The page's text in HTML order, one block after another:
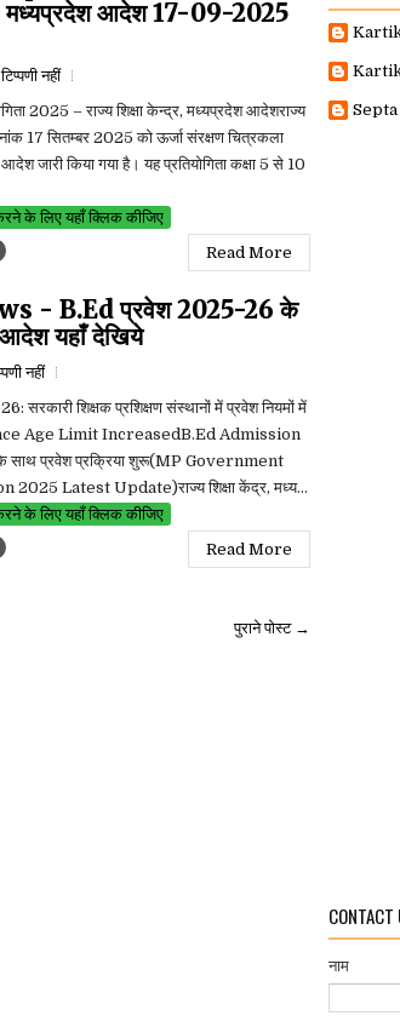
मध्यप्रदेश आदेश 17-09-2025
नहीं
2025 – राज्य शिक्षा केन्द्र, मध्यप्रदेश आदेशराज्य
17 सितम्बर 2025 को ऊर्जा संरक्षण चित्रकला
जारी किया गया है। यह प्रतियोगिता कक्षा 5 से 10
के लिए यहाँ क्लिक कीजिए
Read More
- B.Ed प्रवेश 2025-26 के
आदेश यहाँ देखिये
नहीं
शिक्षक प्रशिक्षण संस्थानों में प्रवेश नियमों में
Age Limit IncreasedB.Ed Admission
साथ प्रवेश प्रक्रिया शुरू(MP Government
Latest Update)राज्य शिक्षा केंद्र, मध्य...
के लिए यहाँ क्लिक कीजिए
Read More
पुराने पोस्ट →
CONTACT
नाम